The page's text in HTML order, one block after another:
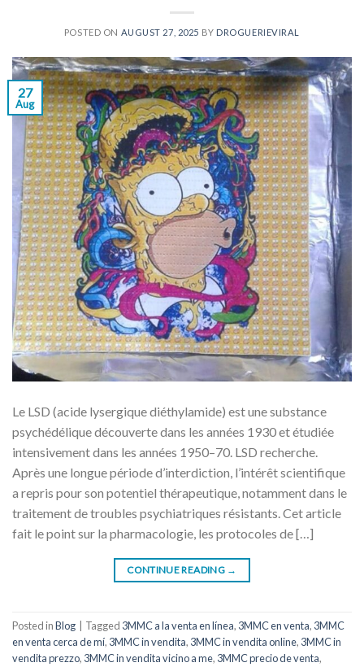
POSTED ON AUGUST 27, 2025 BY DROGUERIEVIRAL
27
Aug
Le LSD (acide lysergique diéthylamide) est une substance
psychédélique découverte dans les années 1930 et étudiée
intensivement dans les années 1950–70. LSD recherche.
Après une longue période d’interdiction, l’intérêt scientifique
a repris pour son potentiel thérapeutique, notamment dans le
traitement de troubles psychiatriques résistants. Cet article
fait le point sur la pharmacologie, les protocoles de […]
CONTINUE READING →
Posted inBlog Tagged 3MMC a la venta en línea, 3MMC en venta, 3MMC
en venta cerca de mí, 3MMC in vendita, 3MMC in vendita online, 3MMC in
vendita prezzo, 3MMC in vendita vicino a me, 3MMC precio de venta,